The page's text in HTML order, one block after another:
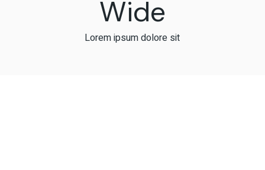
Wide
Lorem ipsum dolore sit